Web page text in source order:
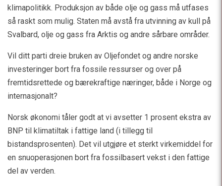
klimapolitikk. Produksjon av både olje og gass må utfases
så raskt som mulig. Staten må avstå fra utvinning av kull på
Svalbard, olje og gass fra Arktis og andre sårbare områder.
Vil ditt parti dreie bruken av Oljefondet og andre norske
investeringer bort fra fossile ressurser og over på
fremtidsrettede og bærekraftige næringer, både i Norge og
internasjonalt?
Norsk økonomi tåler godt at vi avsetter 1 prosent ekstra av
BNP til klimatiltak i fattige land (i tillegg til
bistandsprosenten). Det vil utgjøre et sterkt virkemiddel for
en snuoperasjonen bort fra fossilbasert vekst i den fattige
del av verden.